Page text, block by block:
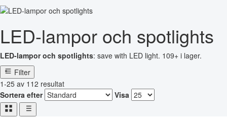
LED-lampor och spotlights
LED-lampor och spotlights: save with LED light. 109+ i lager.
Filter
1-25 av 112 resultat
Sortera efter
Visa